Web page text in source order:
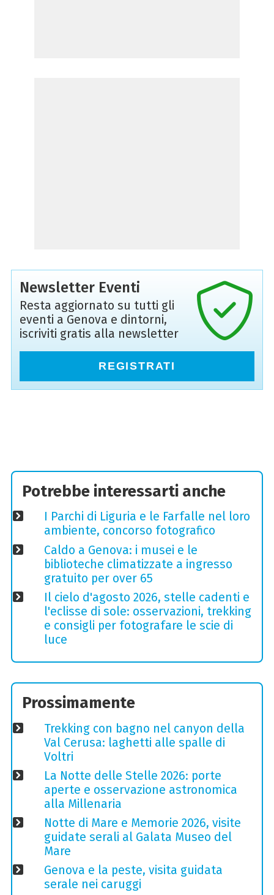
Newsletter Eventi
Resta aggiornato su tutti gli
eventi a Genova e dintorni,
iscriviti gratis alla newsletter
REGISTRATI
Potrebbe interessarti anche
I Parchi di Liguria e le Farfalle nel loro
ambiente, concorso fotografico
Caldo a Genova: i musei e le
biblioteche climatizzate a ingresso
gratuito per over 65
Il cielo d'agosto 2026, stelle cadenti e
l'eclisse di sole: osservazioni, trekking
e consigli per fotografare le scie di
luce
Prossimamente
Trekking con bagno nel canyon della
Val Cerusa: laghetti alle spalle di
Voltri
La Notte delle Stelle 2026: porte
aperte e osservazione astronomica
alla Millenaria
Notte di Mare e Memorie 2026, visite
guidate serali al Galata Museo del
Mare
Genova e la peste, visita guidata
serale nei caruggi